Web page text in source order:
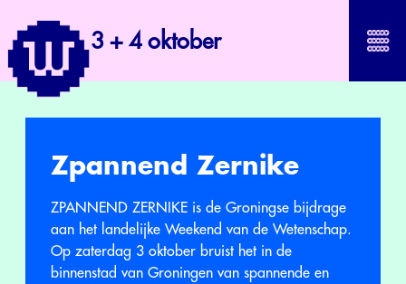
3 + 4 oktober
Zpannend Zernike
ZPANNEND ZERNIKE is de Groningse bijdrage
aan het landelijke Weekend van de Wetenschap.
Op zaterdag 3 oktober bruist het in de
binnenstad van Groningen van spannende en